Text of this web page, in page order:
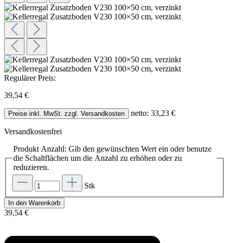
Regulärer Preis:
39,54 €
Preise inkl. MwSt. zzgl. Versandkosten netto: 33,23 €
Versandkostenfrei
Produkt Anzahl: Gib den gewünschten Wert ein oder benutze
die Schaltflächen um die Anzahl zu erhöhen oder zu
reduzieren.
Stk
In den Warenkorb
39,54 €